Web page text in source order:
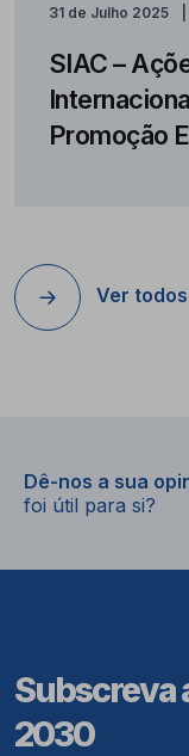
31 de Julho 2025
SIAC –
Promoção
Ver todos
Dê-nos a sua
foi útil para si?
Subscreva
2030